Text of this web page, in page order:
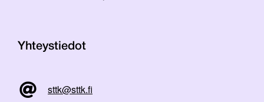
Yhteystiedot
sttk@sttk.fi